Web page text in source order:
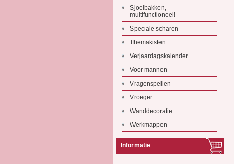
Sjoelbakken,
multifunctioneel!
Speciale scharen
Themakisten
Verjaardagskalender
Voor mannen
Vragenspellen
Vroeger
Wanddecoratie
Werkmappen
Informatie